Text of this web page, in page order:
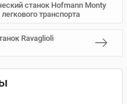
станок Hofmann Monty
транспорта
Ravaglioli